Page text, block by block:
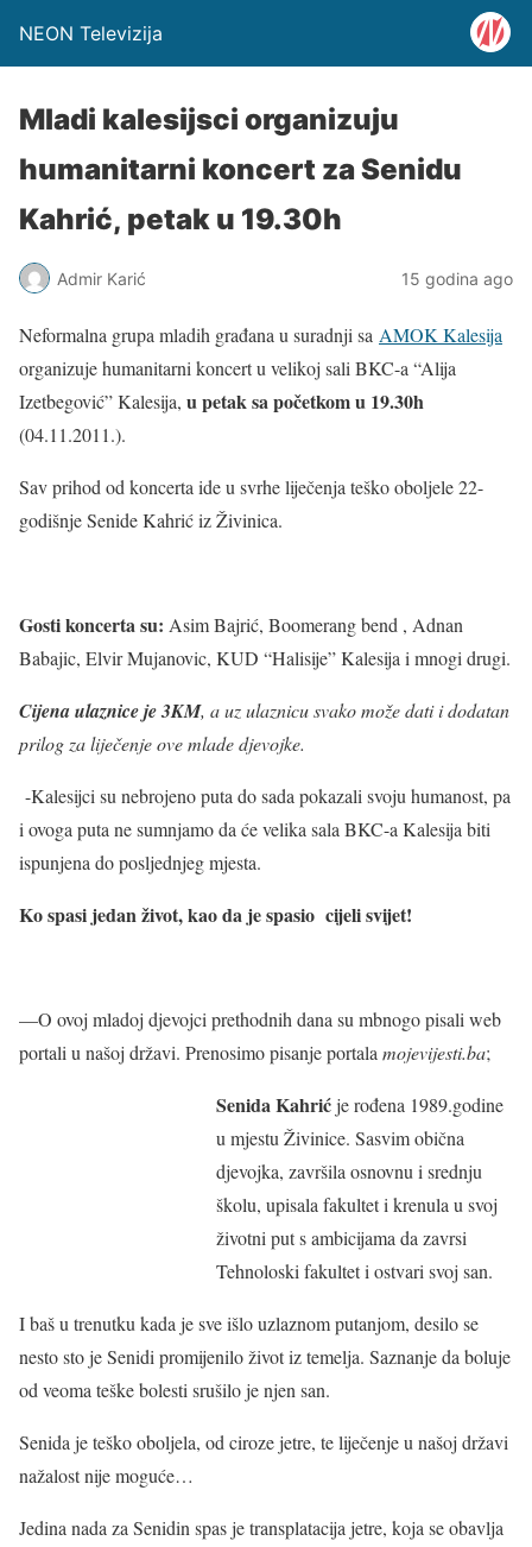
NEON Televizija
Mladi kalesijsci organizuju
humanitarni koncert za Senidu
Kahrić, petak u 19.30h
Admir Karić 15 godina ago
Neformalna grupa mladih građana u suradnji sa AMOK Kalesija
organizuje humanitarni koncert u velikoj sali BKC-a “Alija
Izetbegović” Kalesija, u petak sa početkom u 19.30h
(04.11.2011.).
Sav prihod od koncerta ide u svrhe liječenja teško oboljele 22-
godišnje Senide Kahrić iz Živinica.
Gosti koncerta su: Asim Bajrić, Boomerang bend , Adnan
Babajic, Elvir Mujanovic, KUD “Halisije” Kalesija i mnogi drugi.
Cijena ulaznice je 3KM, a uz ulaznicu svako može dati i dodatan
prilog za liječenje ove mlade djevojke.
-Kalesijci su nebrojeno puta do sada pokazali svoju humanost, pa
i ovoga puta ne sumnjamo da će velika sala BKC-a Kalesija biti
ispunjena do posljednjeg mjesta.
Ko spasi jedan život, kao da je spasio cijeli svijet!
—O ovoj mladoj djevojci prethodnih dana su mbnogo pisali web
portali u našoj državi. Prenosimo pisanje portala mojevijesti.ba;
Senida Kahrićje rođena 1989.godine
u mjestu Živinice. Sasvim obična
djevojka, završila osnovnu i srednju
školu, upisala fakultet i krenula u svoj
životni put s ambicijama da zavrsi
Tehnoloski fakultet i ostvari svoj san.
I baš u trenutku kada je sve išlo uzlaznom putanjom, desilo se
nesto sto je Senidi promijenilo život iz temelja. Saznanje da boluje
od veoma teške bolesti srušilo je njen san.
Senida je teško oboljela, od ciroze jetre, te liječenje u našoj državi
nažalost nije moguće…
Jedina nada za Senidin spas je transplatacija jetre, koja se obavlja